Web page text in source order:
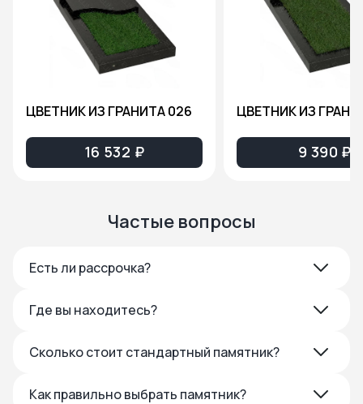
ЦВЕТНИК ИЗ ГРАНИТА 026
16 532 ₽
ЦВЕТНИК ИЗ
9 390 ₽
Частые вопросы
Есть ли рассрочка?
Где вы находитесь?
Сколько стоит стандартный памятник?
Как правильно выбрать памятник?